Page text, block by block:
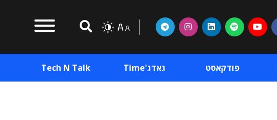
פודקאסט גאדג'Time Tech N Talk